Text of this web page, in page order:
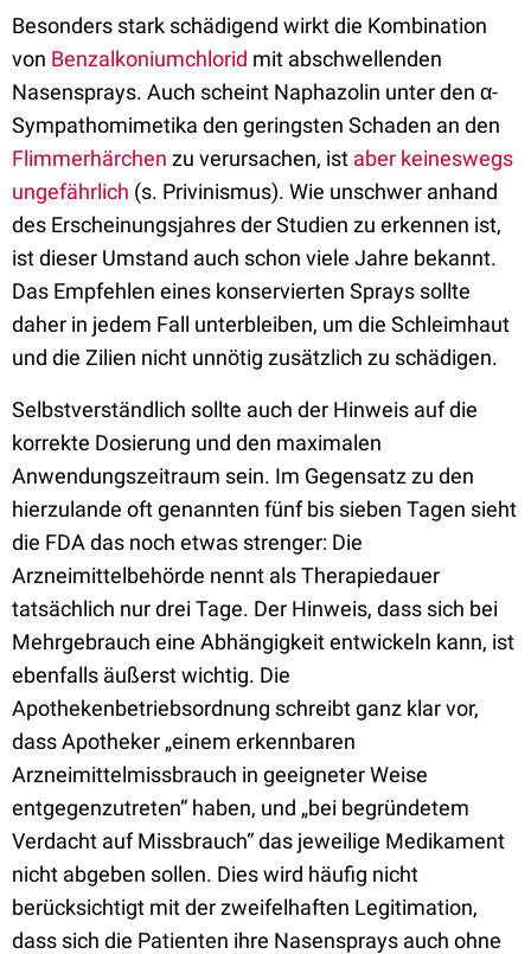
Besonders stark schädigend wirkt die Kombination
von Benzalkoniumchlorid mit abschwellenden
Nasensprays. Auch scheint Naphazolin unter den α-
Sympathomimetika den geringsten Schaden an den
Flimmerhärchen zu verursachen, ist aber keineswegs
ungefährlich (s. Privinismus). Wie unschwer anhand
des Erscheinungsjahres der Studien zu erkennen ist,
ist dieser Umstand auch schon viele Jahre bekannt.
Das Empfehlen eines konservierten Sprays sollte
daher in jedem Fall unterbleiben, um die Schleimhaut
und die Zilien nicht unnötig zusätzlich zu schädigen.
Selbstverständlich sollte auch der Hinweis auf die
korrekte Dosierung und den maximalen
Anwendungszeitraum sein. Im Gegensatz zu den
hierzulande oft genannten fünf bis sieben Tagen sieht
die FDA das noch etwas strenger: Die
Arzneimittelbehörde nennt als Therapiedauer
tatsächlich nur drei Tage. Der Hinweis, dass sich bei
Mehrgebrauch eine Abhängigkeit entwickeln kann, ist
ebenfalls äußerst wichtig. Die
Apothekenbetriebsordnung schreibt ganz klar vor,
dass Apotheker „einem erkennbaren
Arzneimittelmissbrauch in geeigneter Weise
entgegenzutreten“ haben, und „bei begründetem
Verdacht auf Missbrauch“ das jeweilige Medikament
nicht abgeben sollen. Dies wird häufig nicht
berücksichtigt mit der zweifelhaften Legitimation,
dass sich die Patienten ihre Nasensprays auch ohne